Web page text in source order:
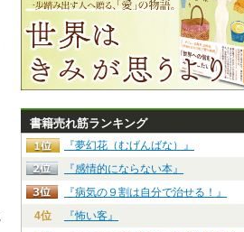
書籍売れ筋ランキング
『夢幻花（むげんばな）』
『感情的にならない本』
『病気の９割は自分で治せる！』
4位
『怖い客』